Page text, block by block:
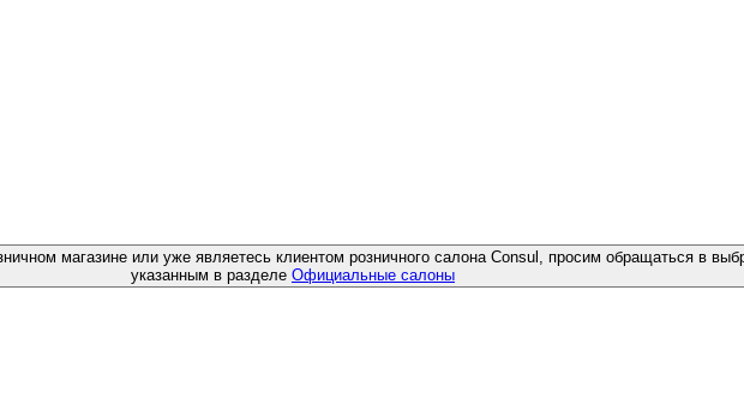
магазине или уже являетесь клиентом розничного салона Consul, просим обращаться в
указанным в разделе Официальные салоны